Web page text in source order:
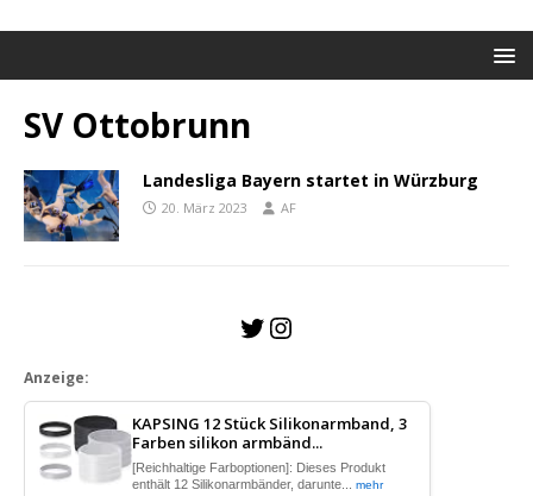
SV Ottobrunn
Landesliga Bayern startet in Würzburg
20. März 2023 AF
Anzeige:
KAPSING 12 Stück Silikonarmband, 3
Farben silikon armbänd...
[Reichhaltige Farboptionen]: Dieses Produkt
enthält 12 Silikonarmbänder, darunte... mehr